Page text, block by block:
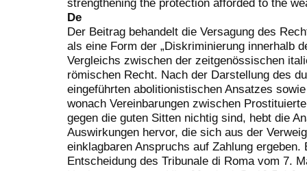
De
Der Beitrag behandelt die Versagung des
als eine Form der „Diskriminierung innerhalb
Vergleichs zwischen der zeitgenössischen
römischen Recht. Nach der Darstellung des
eingeführten abolitionistischen Ansatzes
wonach Vereinbarungen zwischen
gegen die guten Sitten nichtig sind, hebt die
Auswirkungen hervor, die sich aus der
einklagbaren Anspruchs auf Zahlung
Entscheidung des Tribunale di Roma vom 7.